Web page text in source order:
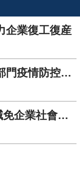
企業復工復産
守土有責 分類施策丨黑河各部門疫情防控工作精細化管理
黑河：關於疫情期間階段性減免企業社會保險費政策問答